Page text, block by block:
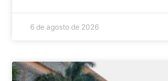
6 de agosto de 2026